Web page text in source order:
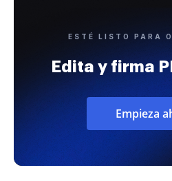
ESTÉ LISTO PARA
Edita y firma
Empieza